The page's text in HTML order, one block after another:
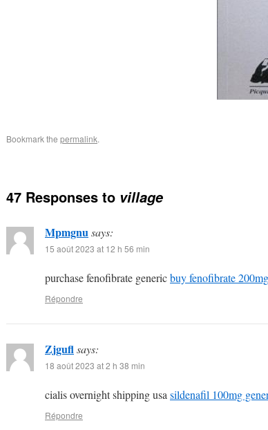
Bookmark the permalink.
47 Responses to village
Mpmgnusays:
15 août 2023 at 12 h 56 min
purchase fenofibrate genericbuy fenofibrate
Répondre
Zjguflsays:
18 août 2023 at 2 h 38 min
cialis overnight shipping usa sildenafil 100mg
Répondre